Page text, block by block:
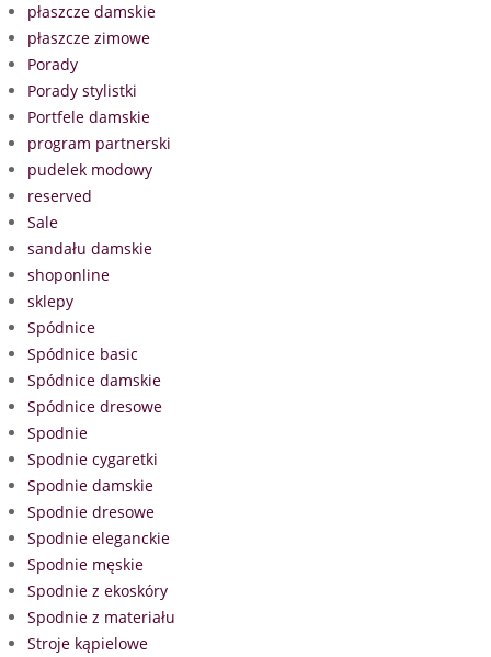
płaszcze damskie
płaszcze zimowe
Porady
Porady stylistki
Portfele damskie
program partnerski
pudelek modowy
reserved
Sale
sandału damskie
shoponline
sklepy
Spódnice
Spódnice basic
Spódnice damskie
Spódnice dresowe
Spodnie
Spodnie cygaretki
Spodnie damskie
Spodnie dresowe
Spodnie eleganckie
Spodnie męskie
Spodnie z ekoskóry
Spodnie z materiału
Stroje kąpielowe